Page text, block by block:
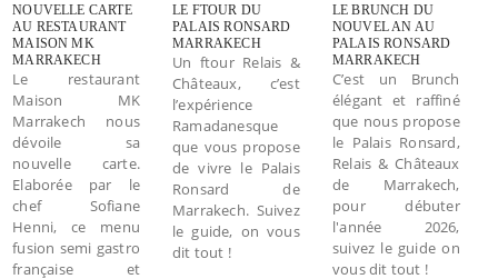
NOUVELLE CARTE
AU RESTAURANT
MAISON MK
MARRAKECH
Le restaurant
Maison MK
Marrakech nous
dévoile sa
nouvelle carte.
Elaborée par le
chef Sofiane
Henni, ce menu
fusion semi gastro
française et
LE FTOUR DU
PALAIS RONSARD
MARRAKECH
Un ftour Relais &
Châteaux, c’est
l’expérience
Ramadanesque
que vous propose
de vivre le Palais
Ronsard de
Marrakech. Suivez
le guide, on vous
dit tout !
LE BRUNCH DU
NOUVEL AN AU
PALAIS RONSARD
MARRAKECH
C’est un Brunch
élégant et raffiné
que nous propose
le Palais Ronsard,
Relais & Châteaux
de Marrakech,
pour débuter
l'année 2026,
suivez le guide on
vous dit tout !